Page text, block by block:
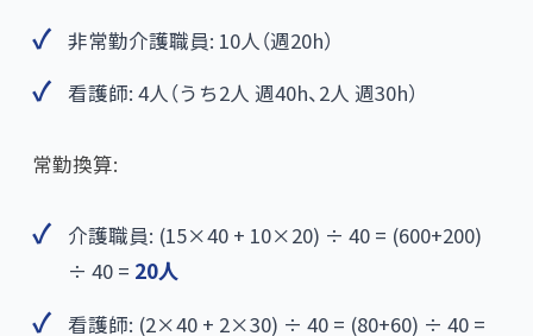
非常勤介護職員: 10人（週20h）
看護師: 4人（うち2人 週40h、2人 週30h）
常勤換算:
介護職員: (15×40 + 10×20) ÷ 40 = (600+200)
÷ 40 = 20人
看護師: (2×40 + 2×30) ÷ 40 = (80+60) ÷ 40 =